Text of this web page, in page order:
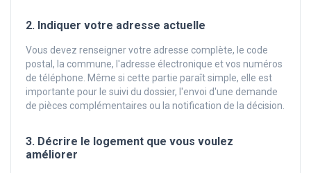
2. Indiquer votre adresse actuelle
Vous devez renseigner votre adresse complète, le code
postal, la commune, l'adresse électronique et vos numéros
de téléphone. Même si cette partie paraît simple, elle est
importante pour le suivi du dossier, l'envoi d'une demande
de pièces complémentaires ou la notification de la décision.
3. Décrire le logement que vous voulez
améliorer